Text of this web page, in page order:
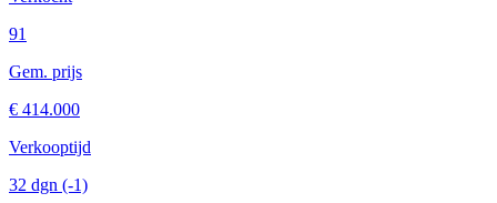
91
Gem. prijs
€ 414.000
Verkooptijd
32 dgn (-1)